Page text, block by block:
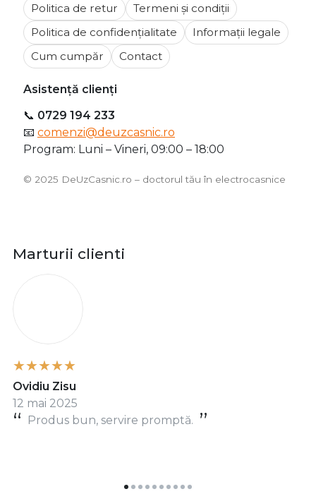
Politica de retur
Termeni și condiții
Politica de confidențialitate
Informații legale
Cum cumpăr
Contact
Asistență clienți
📞 0729 194 233
📧 comenzi@deuzcasnic.ro
Program: Luni – Vineri, 09:00 – 18:00
©️ 2025 DeUzCasnic.ro – doctorul tău în electrocasnice
Marturii clienti
Produs bun, servire promptă.
Ovidiu Zisu
12 mai 2025